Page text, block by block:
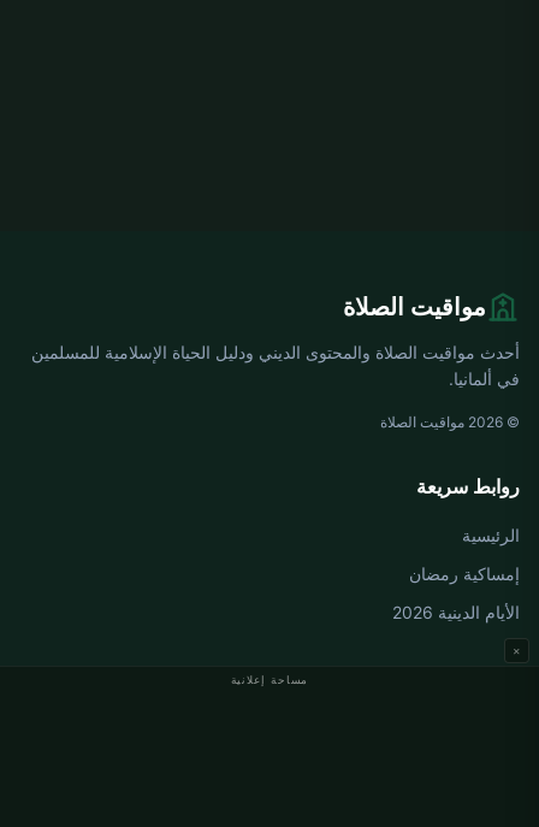
مساحة إعلانية
×
مواقيت الصلاة
أحدث مواقيت الصلاة والمحتوى الديني ودليل الحياة الإسلامية للمسلمين
في ألمانيا.
© 2026 مواقيت الصلاة
روابط سريعة
الرئيسية
إمساكية رمضان
الأيام الدينية 2026